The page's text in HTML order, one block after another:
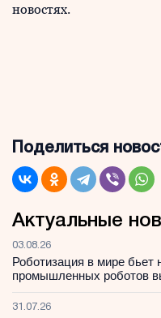
новостях.
Поделиться
Актуальные
03.08.26
Роботизация в мире бьет
промышленных роботов
31.07.26